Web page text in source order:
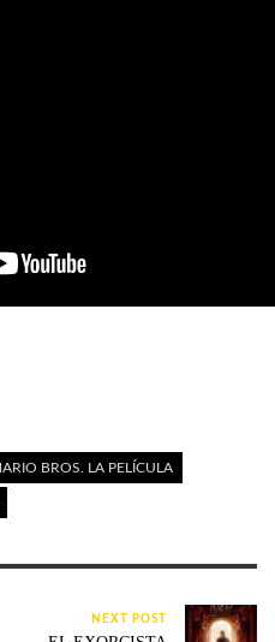
BROS. LA PELÍCULA
NEXT POST